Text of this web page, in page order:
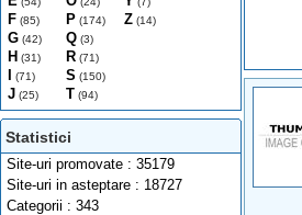
F (85)
G (42)
H (31)
(71)
J (25)
P (174)
Q (3)
R (71)
S (150)
T (94)
Z (14)
Statistici
Site-uri promovate : 35179
Site-uri in asteptare : 18727
Categorii : 343